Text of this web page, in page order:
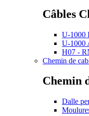
Câbles
U-1000
U-1000
H07 -
Chemin de
Chemin
Dalle